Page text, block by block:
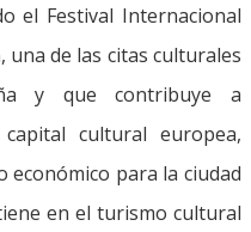
el Festival Internacional
una de las citas culturales
y que contribuye a
cultural europea,
para la ciudad
en el turismo cultural